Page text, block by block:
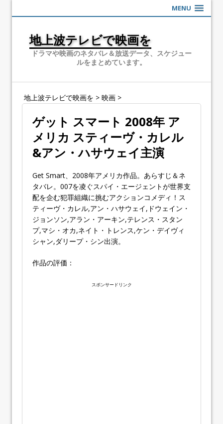
MENU
地上波テレビで映画を
ドラマや映画のネタバレ＆放送データ、スケジュー
ルをまとめています。
地上波テレビで映画を > 映画 >
ゲット スマート 2008年 ア
メリカ スティーヴ・カレル
&アン・ハサウェイ主演
Get Smart、2008年アメリカ作品。あらすじ＆ネ
タバレ。007を凌ぐスパイ・エージェントが世界支
配を企む犯罪組織に挑むアクションコメディ！ス
ティーヴ・カレル,アン・ハサウェイ,ドウェイン・
ジョンソン,アラン・アーキン,テレンス・スタン
プ,マシ・オカ,ネイト・トレンス,ケン・デイヴィ
シャン,ダリープ・シン出演。
作品の評価：
スポンサードリンク